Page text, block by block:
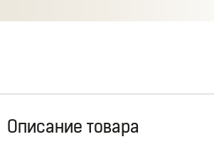
Описание товара